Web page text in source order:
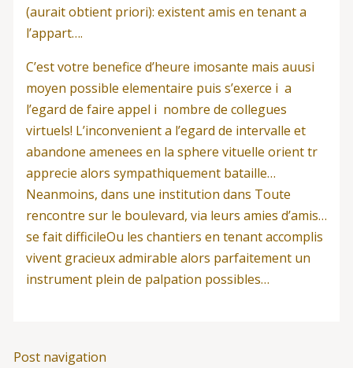
(aurait obtient priori): existent amis en tenant a
l’appart….
C’est votre benefice d’heure imosante mais auusi
moyen possible elementaire puis s’exerce i a
l’egard de faire appel i nombre de collegues
virtuels! L’inconvenient a l’egard de intervalle et
abandone amenees en la sphere vituelle orient tr
apprecie alors sympathiquement bataille…
Neanmoins, dans une institution dans Toute
rencontre sur le boulevard, via leurs amies d’amis…
se fait difficileOu les chantiers en tenant accomplis
vivent gracieux admirable alors parfaitement un
instrument plein de palpation possibles…
Post navigation